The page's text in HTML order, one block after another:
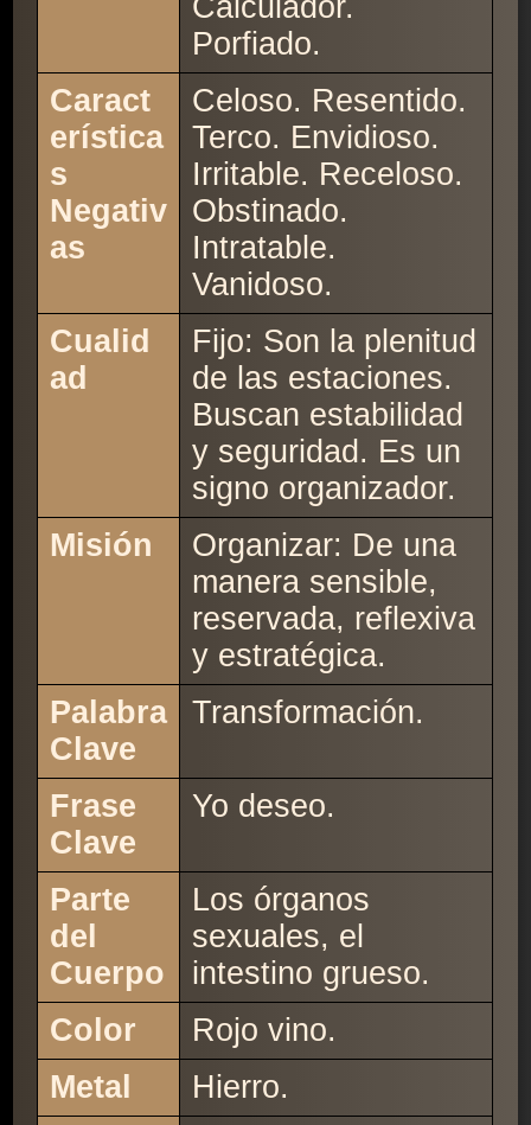
Calculador.
Porfiado.
Caract
erística
s
Negativ
as
Celoso. Resentido.
Terco. Envidioso.
Irritable. Receloso.
Obstinado.
Intratable.
Vanidoso.
Cualid
ad
Fijo: Son la plenitud
de las estaciones.
Buscan estabilidad
y seguridad. Es un
signo organizador.
Misión
Organizar: De una
manera sensible,
reservada, reflexiva
y estratégica.
Palabra
Clave
Transformación.
Frase
Clave
Yo deseo.
Parte
del
Cuerpo
Los órganos
sexuales, el
intestino grueso.
Color
Rojo vino.
Metal
Hierro.